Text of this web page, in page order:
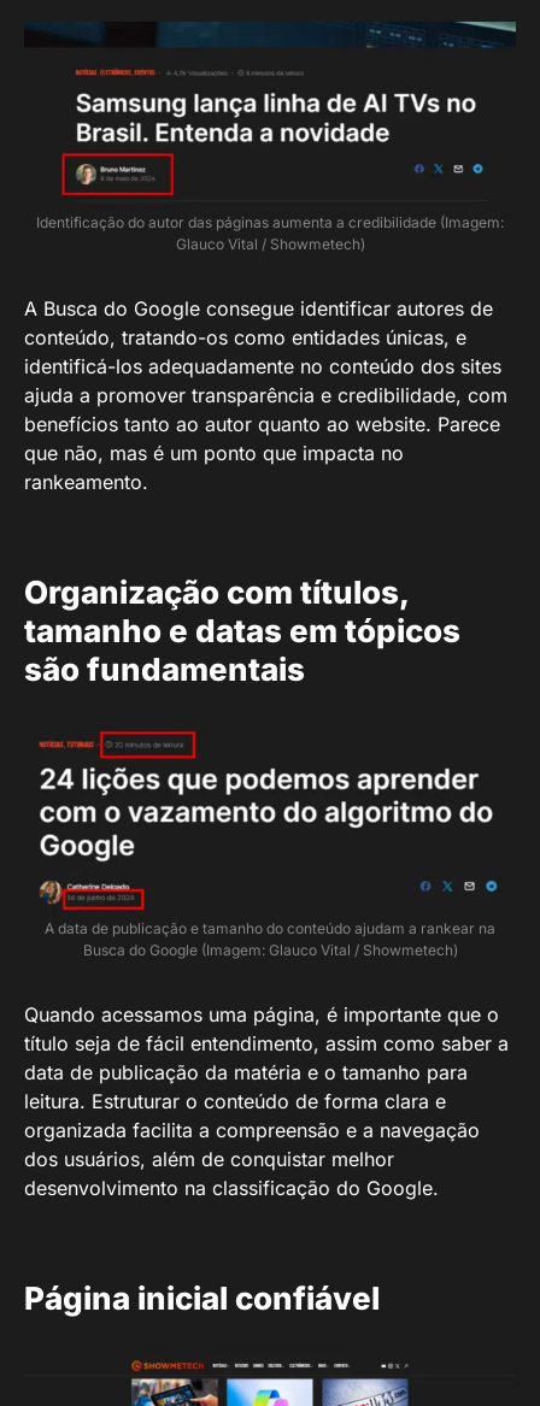
Identificação do autor das páginas aumenta a credibilidade (Imagem:
Glauco Vital / Showmetech)
A Busca do Google consegue identificar autores de
conteúdo, tratando-os como entidades únicas, e
identificá-los adequadamente no conteúdo dos sites
ajuda a promover transparência e credibilidade, com
benefícios tanto ao autor quanto ao website. Parece
que não, mas é um ponto que impacta no
rankeamento.
Organização com títulos,
tamanho e datas em tópicos
são fundamentais
A data de publicação e tamanho do conteúdo ajudam a rankear na
Busca do Google (Imagem: Glauco Vital / Showmetech)
Quando acessamos uma página, é importante que o
título seja de fácil entendimento, assim como saber a
data de publicação da matéria e o tamanho para
leitura. Estruturar o conteúdo de forma clara e
organizada facilita a compreensão e a navegação
dos usuários, além de conquistar melhor
desenvolvimento na classificação do Google.
Página inicial confiável